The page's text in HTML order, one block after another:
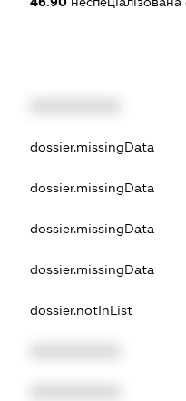
dossier.missingData
dossier.missingData
dossier.missingData
dossier.missingData
dossier.notInList